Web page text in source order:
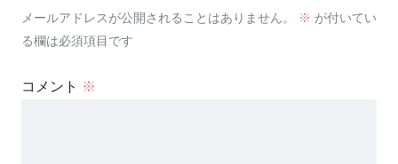
メールアドレスが公開されることはありません。 ※ が付いてい
る欄は必須項目です
コメント ※